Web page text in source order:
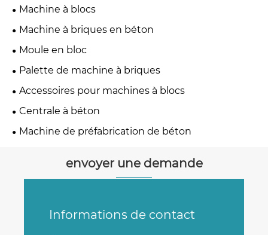
Machine à blocs
Machine à briques en béton
Moule en bloc
Palette de machine à briques
Accessoires pour machines à blocs
Centrale à béton
Machine de préfabrication de béton
envoyer une demande
Informations de contact